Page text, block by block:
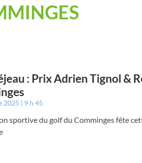
: Prix Adrien Tignol &
2025 9 h 45
sportive du golf du Comminges fête